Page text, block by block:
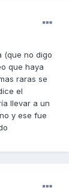
(que no digo
que haya
raras se
el
llevar a un
y ese fue